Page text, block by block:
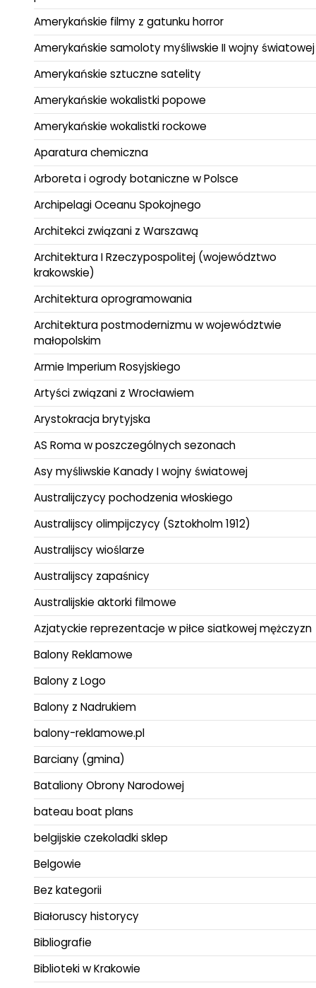
Amerykańskie filmy z gatunku horror
Amerykańskie samoloty myśliwskie II wojny światowej
Amerykańskie sztuczne satelity
Amerykańskie wokalistki popowe
Amerykańskie wokalistki rockowe
Aparatura chemiczna
Arboreta i ogrody botaniczne w Polsce
Archipelagi Oceanu Spokojnego
Architekci związani z Warszawą
Architektura I Rzeczypospolitej (województwo
krakowskie)
Architektura oprogramowania
Architektura postmodernizmu w województwie
małopolskim
Armie Imperium Rosyjskiego
Artyści związani z Wrocławiem
Arystokracja brytyjska
AS Roma w poszczególnych sezonach
Asy myśliwskie Kanady I wojny światowej
Australijczycy pochodzenia włoskiego
Australijscy olimpijczycy (Sztokholm 1912)
Australijscy wioślarze
Australijscy zapaśnicy
Australijskie aktorki filmowe
Azjatyckie reprezentacje w piłce siatkowej mężczyzn
Balony Reklamowe
Balony z Logo
Balony z Nadrukiem
balony-reklamowe.pl
Barciany (gmina)
Bataliony Obrony Narodowej
bateau boat plans
belgijskie czekoladki sklep
Belgowie
Bez kategorii
Białoruscy historycy
Bibliografie
Biblioteki w Krakowie